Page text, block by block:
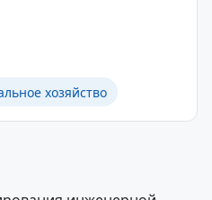
хозяйство